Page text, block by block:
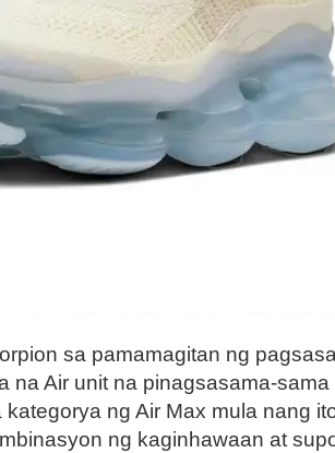
sa pamamagitan ng
Air unit na pinagsasama-
ng Air Max mula nang
ng kaginhawaan at